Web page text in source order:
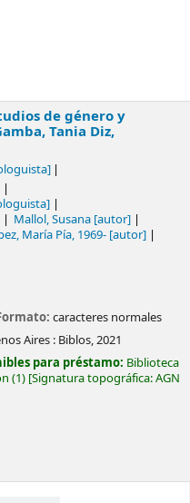
de género y
Tania Diz,
Mallol, Susana [autor]
María Pía, 1969- [autor]
caracteres normales
Aires : Biblos,2021
para préstamo: Biblioteca
(1) Signatura topográfica:AGN